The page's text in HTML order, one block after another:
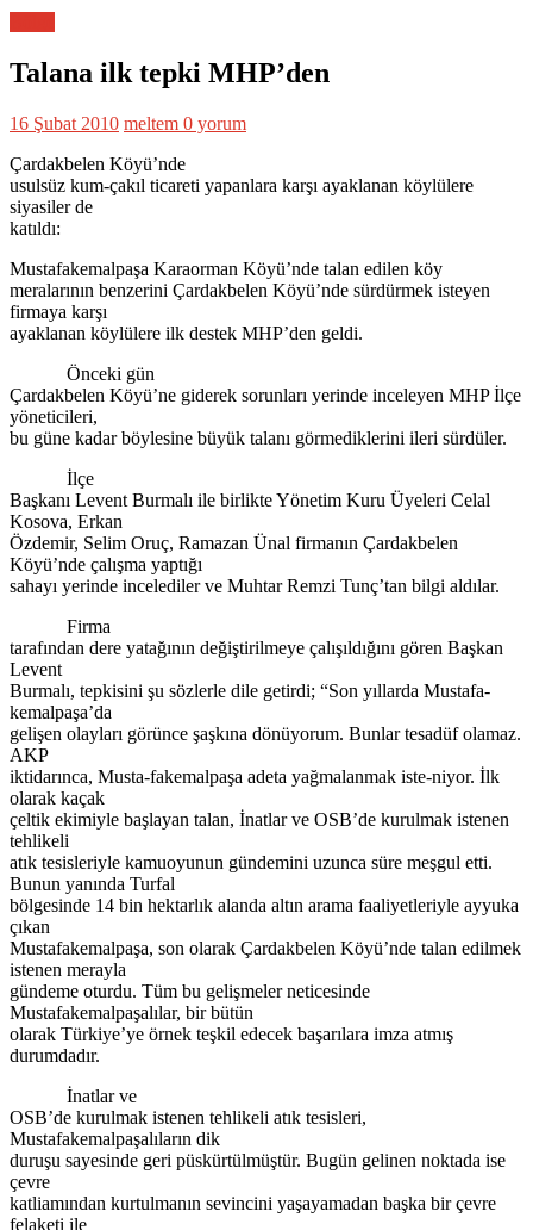
Talana ilk tepki MHP’den
16 Şubat 2010 meltem 0 yorum
Çardakbelen Köyü’nde
usulsüz kum-çakıl ticareti yapanlara karşı ayaklanan köylülere
siyasiler de
katıldı:
Mustafakemalpaşa Karaorman Köyü’nde talan edilen köy
meralarının benzerini Çardakbelen Köyü’nde sürdürmek isteyen
firmaya karşı
ayaklanan köylülere ilk destek MHP’den geldi.
Önceki gün
Çardakbelen Köyü’ne giderek sorunları yerinde inceleyen MHP İlçe
yöneticileri,
bu güne kadar böylesine büyük talanı görmediklerini ileri sürdüler.
İlçe
Başkanı Levent Burmalı ile birlikte Yönetim Kuru Üyeleri Celal
Kosova, Erkan
Özdemir, Selim Oruç, Ramazan Ünal firmanın Çardakbelen
Köyü’nde çalışma yaptığı
sahayı yerinde incelediler ve Muhtar Remzi Tunç’tan bilgi aldılar.
Firma
tarafından dere yatağının değiştirilmeye çalışıldığını gören Başkan
Levent
Burmalı, tepkisini şu sözlerle dile getirdi; “Son yıllarda Mustafa-
kemalpaşa’da
gelişen olayları görünce şaşkına dönüyorum. Bunlar tesadüf olamaz.
AKP
iktidarınca, Musta-fakemalpaşa adeta yağmalanmak iste-niyor. İlk
olarak kaçak
çeltik ekimiyle başlayan talan, İnatlar ve OSB’de kurulmak istenen
tehlikeli
atık tesisleriyle kamuoyunun gündemini uzunca süre meşgul etti.
Bunun yanında Turfal
bölgesinde 14 bin hektarlık alanda altın arama faaliyetleriyle ayyuka
çıkan
Mustafakemalpaşa, son olarak Çardakbelen Köyü’nde talan edilmek
istenen merayla
gündeme oturdu. Tüm bu gelişmeler neticesinde
Mustafakemalpaşalılar, bir bütün
olarak Türkiye’ye örnek teşkil edecek başarılara imza atmış
durumdadır.
İnatlar ve
OSB’de kurulmak istenen tehlikeli atık tesisleri,
Mustafakemalpaşalıların dik
duruşu sayesinde geri püskürtülmüştür. Bugün gelinen noktada ise
çevre
katliamından kurtulmanın sevincini yaşayamadan başka bir çevre
felaketi ile